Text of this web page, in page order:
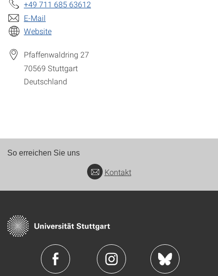
+49 711 685 63612
E-Mail
Website
Pfaffenwaldring 27
70569 Stuttgart
Deutschland
So erreichen Sie uns
Kontakt